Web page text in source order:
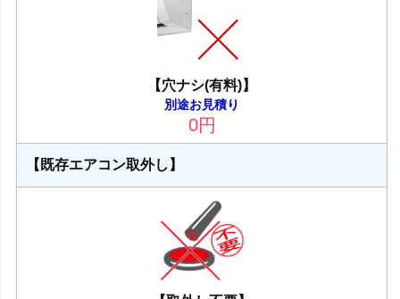
【穴ナシ(有料)】
別途お見積り
0円
【既存エアコン取外し】